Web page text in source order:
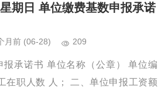
期日 单位缴费基数申报承诺
月前 (06-28) 209
报承诺书 单位名称（公章） 单位编
在职人数 人； 二、单位申报工资额